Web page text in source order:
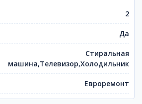
2
Да
Стиральная
машина,Телевизор,Холодильник
Евроремонт